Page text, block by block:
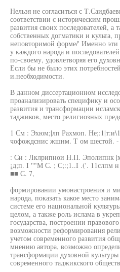
Нельзя не согласиться с
соответствии с историческим
развития своих последователей, а
собственных догматики и культа,
неповторимой форме/' Именно
у каждого народа и
по-своему, удовлетворяя его
Если бы не было этих
и.необходимости.
В данном диссертационном
проанализировать специфику и
развития и трансформации
таджиков, место религиозных
1 См : Эхюм;|лп Рахмоп.
чофождснис жшнм. Т ом шестой.
: Си : Лклрипнои Н.П. Эполипнк
¡д;п. I ''"М С. ; С;:;1..I .('. 11слпм
■■ С. 7,
формировании умонастроения и
народа, показать какое место
системе его национальной
целом, а также роль ислама в
государства, построении
возможности реформирования
учетом современного развития
мнению автора, возможно
трансформации духовной
современного таджикского